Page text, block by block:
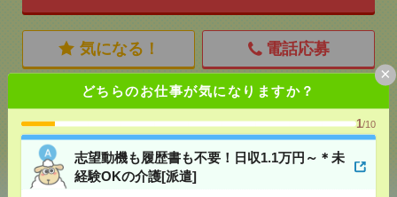
どちらのお仕事が気になりますか？
1/10
志望動機も履歴書も不要！日収1.1万円～＊未
経験OKの介護[派遣]
×
気になる！ 電話応募
メールで送る LINEで送る
シェア ツイート